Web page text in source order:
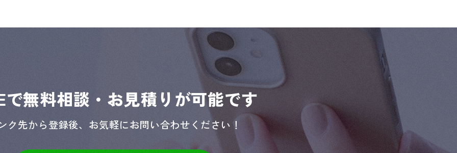
で無料相談・ お見積りが可能です
ク先から登録後、 お気軽にお問い合わせください！